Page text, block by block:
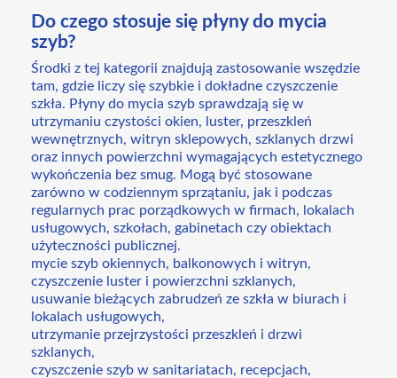
Do czego stosuje się płyny do mycia
szyb?
Środki z tej kategorii znajdują zastosowanie wszędzie
tam, gdzie liczy się szybkie i dokładne czyszczenie
szkła. Płyny do mycia szyb sprawdzają się w
utrzymaniu czystości okien, luster, przeszkleń
wewnętrznych, witryn sklepowych, szklanych drzwi
oraz innych powierzchni wymagających estetycznego
wykończenia bez smug. Mogą być stosowane
zarówno w codziennym sprzątaniu, jak i podczas
regularnych prac porządkowych w firmach, lokalach
usługowych, szkołach, gabinetach czy obiektach
użyteczności publicznej.
mycie szyb okiennych, balkonowych i witryn,
czyszczenie luster i powierzchni szklanych,
usuwanie bieżących zabrudzeń ze szkła w biurach i
lokalach usługowych,
utrzymanie przejrzystości przeszkleń i drzwi
szklanych,
czyszczenie szyb w sanitariatach, recepcjach,